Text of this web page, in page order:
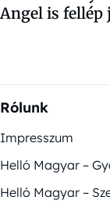
Angel is fellép
Rólunk
Impresszum
Helló Magyar –
Helló Magyar –